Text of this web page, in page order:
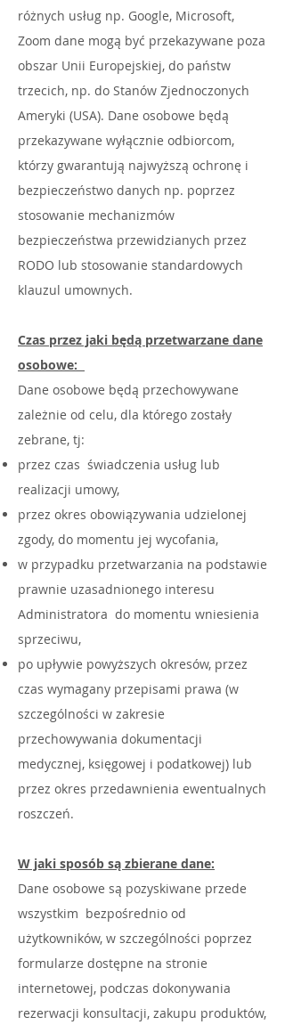
różnych usług np. Google, Microsoft,
Zoom dane mogą być przekazywane poza
obszar Unii Europejskiej, do państw
trzecich, np. do Stanów Zjednoczonych
Ameryki (USA). Dane osobowe będą
przekazywane wyłącznie odbiorcom,
którzy gwarantują najwyższą ochronę i
bezpieczeństwo danych np. poprzez
stosowanie mechanizmów
bezpieczeństwa przewidzianych przez
RODO lub stosowanie standardowych
klauzul umownych.
Czas przez jaki będą przetwarzane dane
osobowe:
Dane osobowe będą przechowywane
zależnie od celu, dla którego zostały
zebrane, tj:
przez czas świadczenia usług lub
realizacji umowy,
przez okres obowiązywania udzielonej
zgody, do momentu jej wycofania,
w przypadku przetwarzania na podstawie
prawnie uzasadnionego interesu
Administratora do momentu wniesienia
sprzeciwu,
po upływie powyższych okresów, przez
czas wymagany przepisami prawa (w
szczególności w zakresie
przechowywania dokumentacji
medycznej, księgowej i podatkowej) lub
przez okres przedawnienia ewentualnych
roszczeń.
W jaki sposób są zbierane dane:
Dane osobowe są pozyskiwane przede
wszystkim bezpośrednio od
użytkowników, w szczególności poprzez
formularze dostępne na stronie
internetowej, podczas dokonywania
rezerwacji konsultacji, zakupu produktów,